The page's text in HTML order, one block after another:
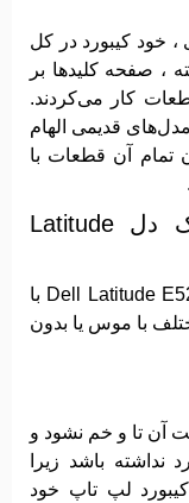
، خود کیبورد در کل
، صفحه کلیدها بر
کار می‌کردند.
قدیمی الهام
تمام آن قطعات با
خرید و قیمت کیبرد نوت بوک دل Latitude
برای خرید صفحه کلید برای لپ تاب Dell Latitude E5220 با
با موس یا بدون
آن تا و خم نشود و
نداشته باشد زیرا
لپ تاپ خود